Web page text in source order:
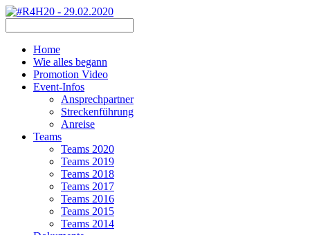
Home
Wie alles begann
Promotion Video
Event-Infos
Ansprechpartner
Streckenführung
Anreise
Teams
Teams 2020
Teams 2019
Teams 2018
Teams 2017
Teams 2016
Teams 2015
Teams 2014